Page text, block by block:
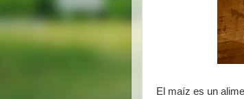
El maíz es un